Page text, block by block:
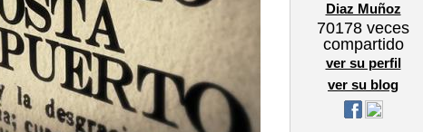
Diaz Muñoz
70178 veces
compartido
ver su perfil
ver su blog